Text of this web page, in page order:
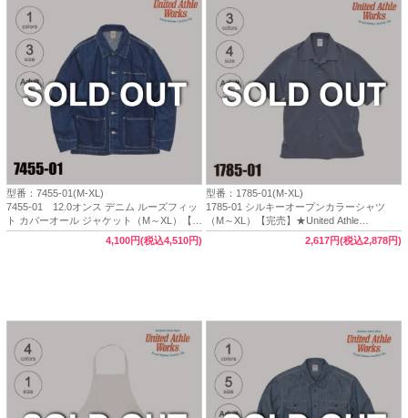
型番：7455-01(M-XL)
7455-01 12.0オンス デニム ルーズフィッ
ト カバーオール ジャケット（M～XL）【完
売】★United Athle Works（ユナイテッドア
4,100円(税込4,510円)
型番：1785-01(M-XL)
1785-01 シルキーオープンカラーシャツ
（M～XL）【完売】★United Athle
Works（ユナイテッドアスレワークス）
2,617円(税込2,878円)